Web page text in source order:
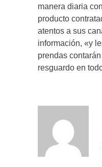
manera diaria
producto
atentos a sus
información, «y
prendas
resguardo en